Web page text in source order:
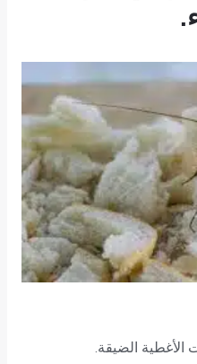
الأغطية الضيقة.